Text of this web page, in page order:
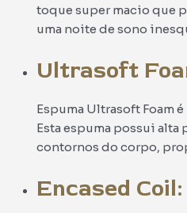
toque super macio que
uma noite de sono
Ultrasoft
Espuma Ultrasoft Foam
Esta espuma possui
contornos do corpo,
Encased